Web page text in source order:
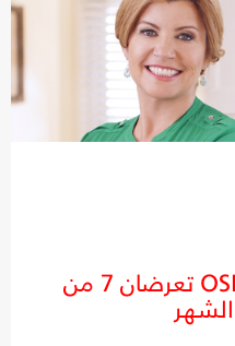
OSN Mezze وOSN Living تعرضان 7 من